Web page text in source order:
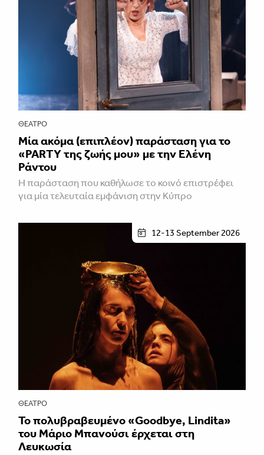
ΘΈΑΤΡΟ
Μία ακόμα (επιπλέον) παράσταση για το
«PARTY της ζωής μου» με την Ελένη
Ράντου
Η παράσταση που καθήλωσε το κοινό επιστρέφει
για μία τελευταία εμφάνιση στην Κύπρο
12-13 September 2026
ΘΈΑΤΡΟ
Το πολυβραβευμένο «Goodbye, Lindita»
του Μάριο Μπανούσι έρχεται στη
Λευκωσία